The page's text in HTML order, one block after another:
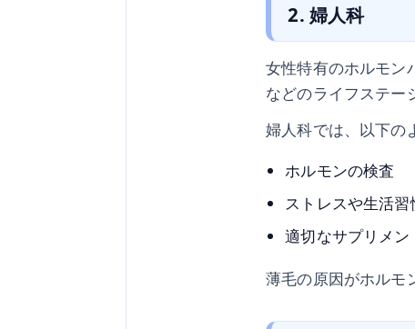
2. 婦人科
女性特有のホルモン
などのライフステー
婦人科では、以下の
ホルモンの検査
ストレスや生活習
適切なサプリメン
薄毛の原因がホルモ